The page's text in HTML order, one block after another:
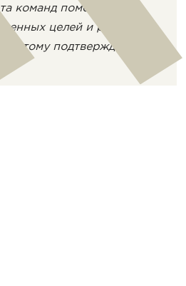
команд помогает
целей и работа с
этому подтверждение.